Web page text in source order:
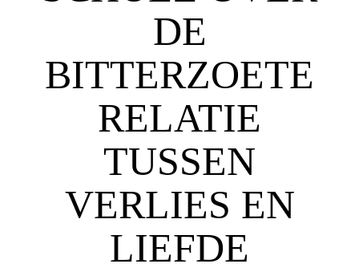
DE
BITTERZOETE
RELATIE
TUSSEN
VERLIES EN
LIEFDE